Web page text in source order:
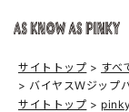
サイトトップ すべ
バイヤスＷジップ
サイトトップ
pinky